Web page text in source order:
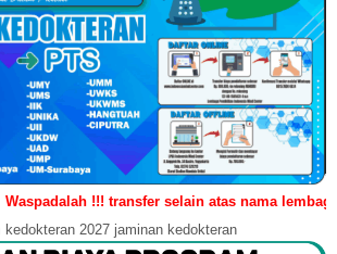
!!! transfer selain atas nama lembaga
kedokteran 2027 jaminan kedokteran